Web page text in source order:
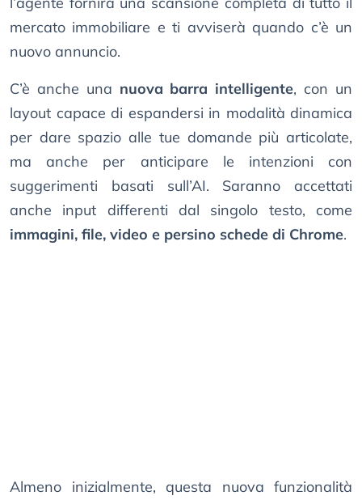
mercato immobiliare e ti avviserà quando c’è un
nuovo annuncio.
C’è anche una nuova barra intelligente, con un
layout capace di espandersi in modalità dinamica
per dare spazio alle tue domande più articolate,
ma anche per anticipare le intenzioni con
suggerimenti basati sull’AI. Saranno accettati
anche input differenti dal singolo testo, come
immagini, file, video e persino schede di Chrome.
Almeno inizialmente, questa nuova funzionalità